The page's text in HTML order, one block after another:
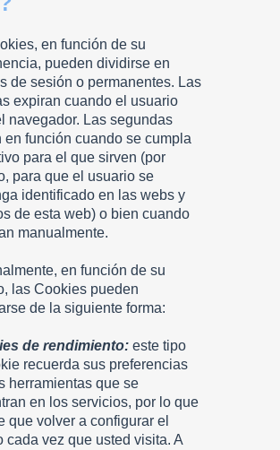
en función de su
pueden dividirse en
de sesión o permanentes. Las
expiran cuando el usuario
navegador. Las segundas
en función cuando se cumpla
para el que sirven (por
para que el usuario se
identificado en las webs y
de esta web) o bien cuando
manualmente.
en función de su
las Cookies pueden
de la siguiente forma:
de rendimiento: este tipo
recuerda sus preferencias
herramientas que se
en los servicios, por lo que
que volver a configurar el
cada vez que usted visita. A